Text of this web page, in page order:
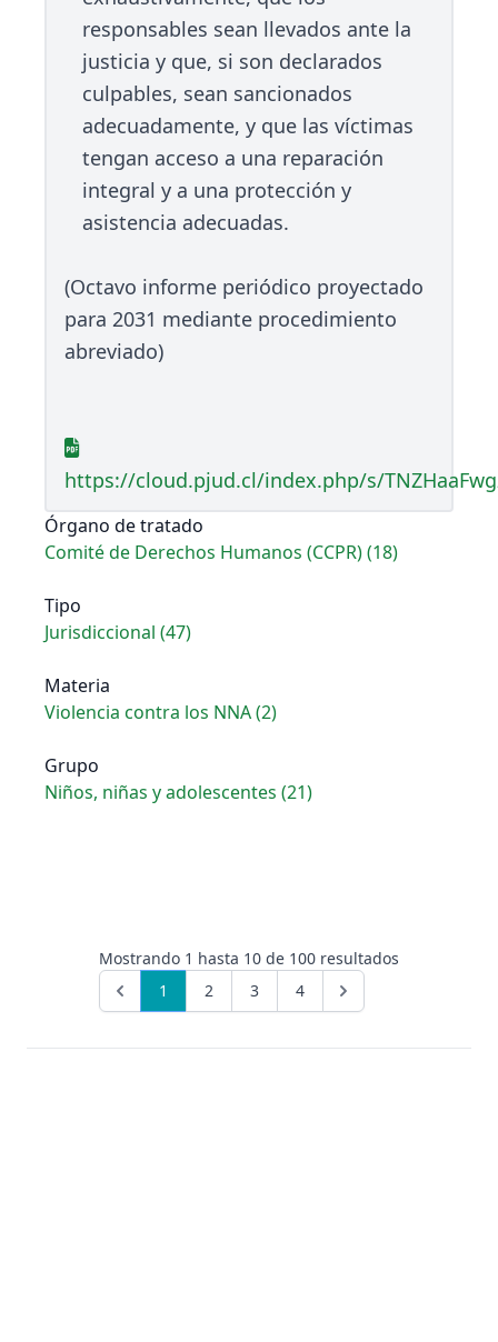
responsables sean llevados ante la
justicia y que, si son declarados
culpables, sean sancionados
adecuadamente, y que las víctimas
tengan acceso a una reparación
integral y a una protección y
asistencia adecuadas.
(Octavo informe periódico proyectado
para 2031 mediante procedimiento
abreviado)
https://cloud.pjud.cl/index.php/s/
Órgano de tratado
Comité de Derechos Humanos (CCPR) (18)
Tipo
Jurisdiccional (47)
Materia
Violencia contra los NNA (2)
Grupo
Niños, niñas y adolescentes (21)
Mostrando 1 hasta 10 de 100 resultados
1
2 3 4